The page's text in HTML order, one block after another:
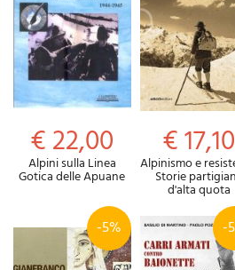
€ 22,00
Alpini sulla Linea
Gotica delle Apuane
€ 17,10
Alpinismo e
Storie
d'alta quota
-5% -